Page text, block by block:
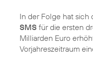
In der Folge hat sich
SMS für die ersten
Milliarden Euro
Vorjahreszeitraum